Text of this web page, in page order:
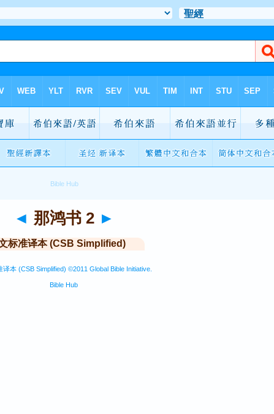
◄ 那鸿书 2 ►
标准译本 (CSB Simplified)
译本 (CSB Simplified) ©2011 Global Bible Initiative.
Bible Hub